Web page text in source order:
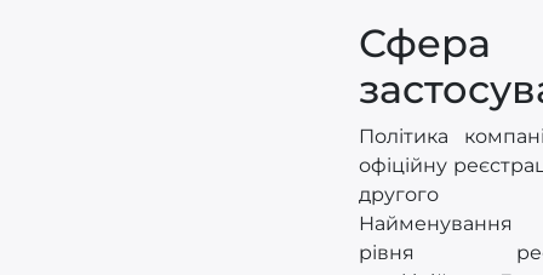
Сфера
Політика
офіційну
другого
Найменування
рівня